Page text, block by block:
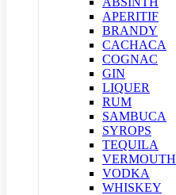
APERITIF
BRANDY
CACHACA
COGNAC
GIN
LIQUER
RUM
SAMBUCA
SYROPS
TEQUILA
VERMOUTH
VODKA
WHISKEY